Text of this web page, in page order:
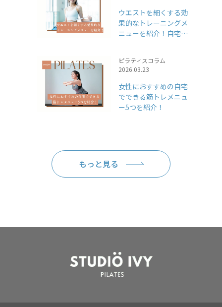
ウエストを細くする効
果的なトレーニングメ
ニューを紹介！自宅で
ピラティスコラム
2026.03.23
女性におすすめの自宅
でできる筋トレメニュ
ー5つを紹介！
もっと見る